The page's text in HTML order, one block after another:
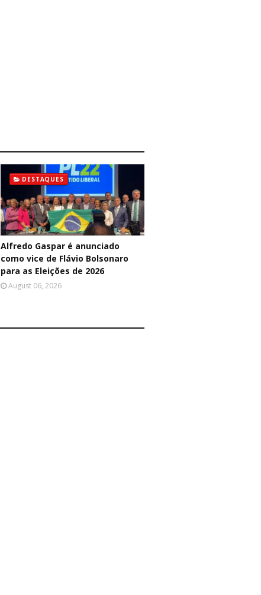
DESTAQUES
Alfredo Gaspar é anunciado
como vice de Flávio Bolsonaro
para as Eleições de 2026
August 06, 2026